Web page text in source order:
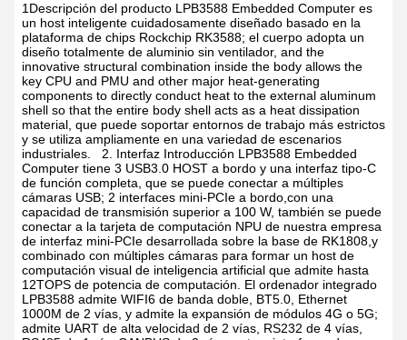
1Descripción del producto LPB3588 Embedded Computer es
un host inteligente cuidadosamente diseñado basado en la
plataforma de chips Rockchip RK3588; el cuerpo adopta un
diseño totalmente de aluminio sin ventilador, and the
innovative structural combination inside the body allows the
key CPU and PMU and other major heat-generating
components to directly conduct heat to the external aluminum
shell so that the entire body shell acts as a heat dissipation
material, que puede soportar entornos de trabajo más estrictos
y se utiliza ampliamente en una variedad de escenarios
industriales.
2. Interfaz Introducción LPB3588 Embedded
Computer tiene 3 USB3.0 HOST a bordo y una interfaz tipo-C
de función completa, que se puede conectar a múltiples
cámaras USB; 2 interfaces mini-PCIe a bordo,con una
capacidad de transmisión superior a 100 W, también se puede
conectar a la tarjeta de computación NPU de nuestra empresa
de interfaz mini-PCIe desarrollada sobre la base de RK1808,y
combinado con múltiples cámaras para formar un host de
computación visual de inteligencia artificial que admite hasta
12TOPS de potencia de computación.
El ordenador integrado
LPB3588 admite WIFI6 de banda doble, BT5.0, Ethernet
1000M de 2 vías, y admite la expansión de módulos 4G o 5G;
admite UART de alta velocidad de 2 vías, RS232 de 4 vías,